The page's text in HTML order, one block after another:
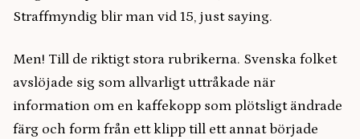
Straffmyndig blir man vid 15, just saying.
Men! Till de riktigt stora rubrikerna. Svenska folket
avslöjade sig som allvarligt uttråkade när
information om en kaffekopp som plötsligt ändrade
färg och form från ett klipp till ett annat började